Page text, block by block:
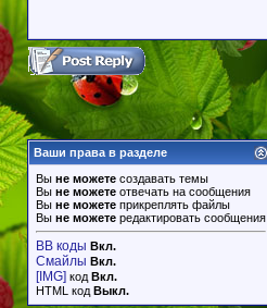
Ваши права в разделе
Вы не можете создавать темы
Вы не можете отвечать на сообщения
Вы не можете прикреплять файлы
Вы не можете редактировать сообщения
BB коды Вкл.
Смайлы Вкл.
[IMG] код Вкл.
HTML код Выкл.